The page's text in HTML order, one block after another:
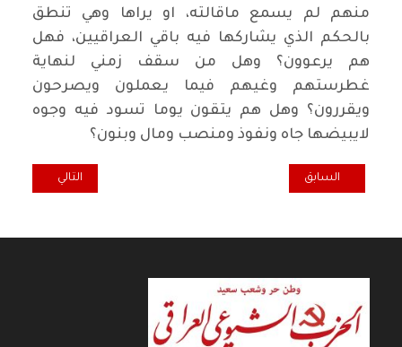
منهم لم يسمع ماقالته، او يراها وهي تنطق
بالحكم الذي يشاركها فيه باقي العراقيين، فهل
هم يرعوون؟ وهل من سقف زمني لنهاية
غطرستهم وغيهم فيما يعملون ويصرحون
ويقررون؟ وهل هم يتقون يوما تسود فيه وجوه
لايبيضها جاه ونفوذ ومنصب ومال وبنون؟
المقال السابق: بوفرة المال ووفرة الفاسدين .. سبق سيفهم العدل !!
السابق المقال التالي:
التالي